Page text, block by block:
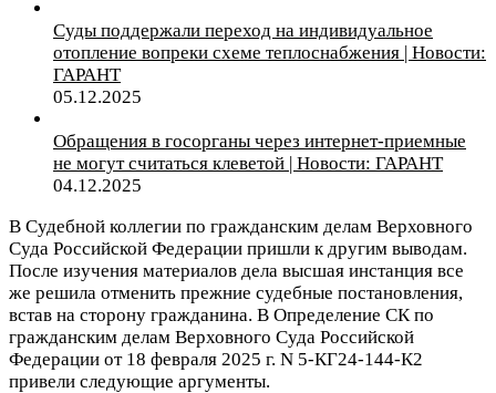
Суды поддержали переход на индивидуальное
отопление вопреки схеме теплоснабжения | Новости:
ГАРАНТ
05.12.2025
Обращения в госорганы через интернет-приемные
не могут считаться клеветой | Новости: ГАРАНТ
04.12.2025
В Судебной коллегии по гражданским делам Верховного
Суда Российской Федерации пришли к другим выводам.
После изучения материалов дела высшая инстанция все
же решила отменить прежние судебные постановления,
встав на сторону гражданина. В Определение СК по
гражданским делам Верховного Суда Российской
Федерации от 18 февраля 2025 г. N 5-КГ24-144-К2
привели следующие аргументы.